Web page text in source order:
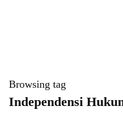
Browsing tag
Independensi